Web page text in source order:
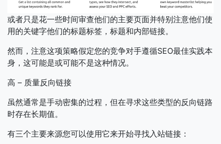
或者只是花一些时间审查他们的主要页面并特别注意他们使
用的关键字他们的标题标签，标题和内部链接。
然而，注意这项策略假定您的竞争对手遵循SEO最佳实践本
身，这可能是或可能不是这种情况。
高 – 质量反向链接
虽然通常是手动密集的过程，但在寻求这些类型的反向链路
时存在长期值。
有三个主要来源您可以使用它来开始寻找入站链接：